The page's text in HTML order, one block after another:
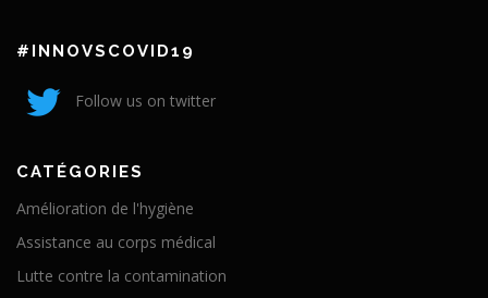
#INNOVSCOVID19
Follow us on twitter
CATÉGORIES
Amélioration de l'hygiène
Assistance au corps médical
Lutte contre la contamination